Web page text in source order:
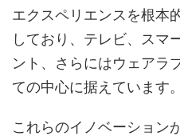
エクスペリエンスを根本
しており、テレビ、スマ
ント、さらにはウェアラ
ての中心に据えています。
これらのイノベーション